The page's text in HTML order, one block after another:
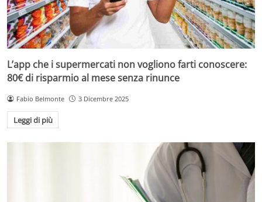
L’app che i supermercati non vogliono farti conoscere:
80€ di risparmio al mese senza rinunce
Fabio Belmonte 3 Dicembre 2025
Leggi di più